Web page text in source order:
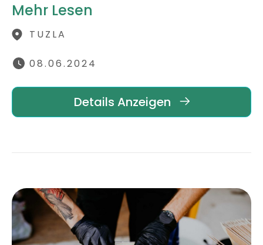
Mehr Lesen
TUZLA
08.06.2024
Details Anzeigen